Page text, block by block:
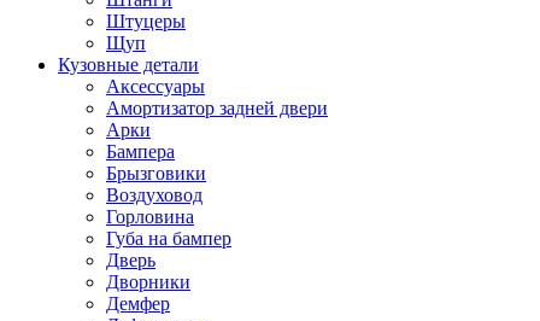
Штуцеры
Щуп
Кузовные детали
Аксессуары
Амортизатор задней двери
Арки
Бампера
Брызговики
Воздуховод
Горловина
Губа на бампер
Дверь
Дворники
Демфер